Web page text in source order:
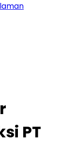
PT